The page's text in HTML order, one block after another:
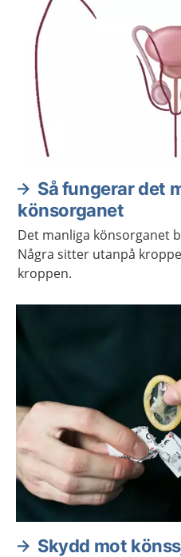
Så fungerar det
könsorganet
Det manliga könsorganet
Några sitter utanpå
kroppen.
Skydd mot